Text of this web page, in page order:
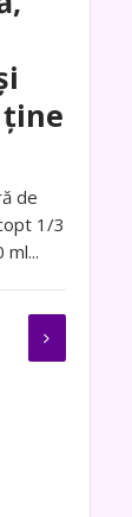
ține
de
1/3